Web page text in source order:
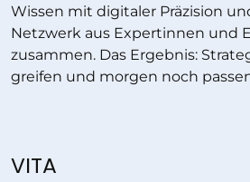
Wissen mit digitaler Präzision
Netzwerk aus Expertinnen und
zusammen. Das Ergebnis:
greifen und morgen noch
VITA